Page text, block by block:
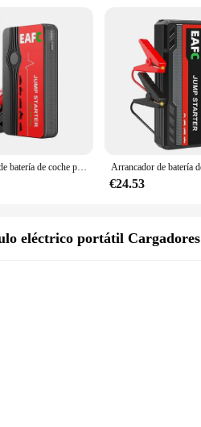
Arrancador de batería de coche portátil, dispositivo de arranque de 12V, potenciador de batería automático, cargador de emergencia, Banco de energía
€24.53
eléctrico portátil Cargadores